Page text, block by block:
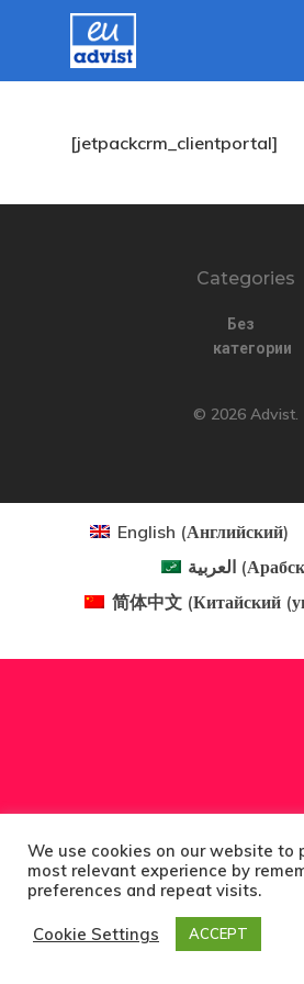
Hit enter to search or ESC to
[jetpackcrm_clientportal]
Categories
Без
категории
© 2026 Advist.
We use cookies on our website to
most relevant experience by
preferences and repeat visits.
Cookie Settings ACCEPT
English (Английский)
العربية (
简体中文(Китайский